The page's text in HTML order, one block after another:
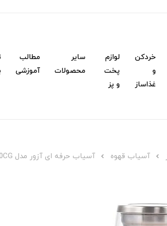
خردکن
و
غذاساز
لوازم
پخت
و پز
سایر
محصولات
مطالب
آموزشی
آسیاب قهوه آسیاب حرفه ای آزور مدل AZ-210CG